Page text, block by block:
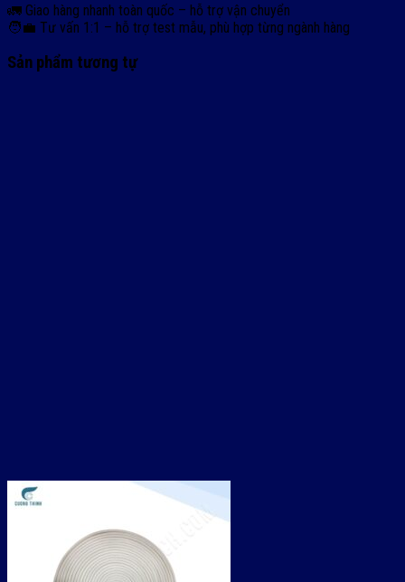
🚛 Giao hàng nhanh toàn quốc – hỗ trợ vận chuyển
🧑‍💼 Tư vấn 1:1 – hỗ trợ test mẫu, phù hợp từng ngành hàng
Sản phẩm tương tự